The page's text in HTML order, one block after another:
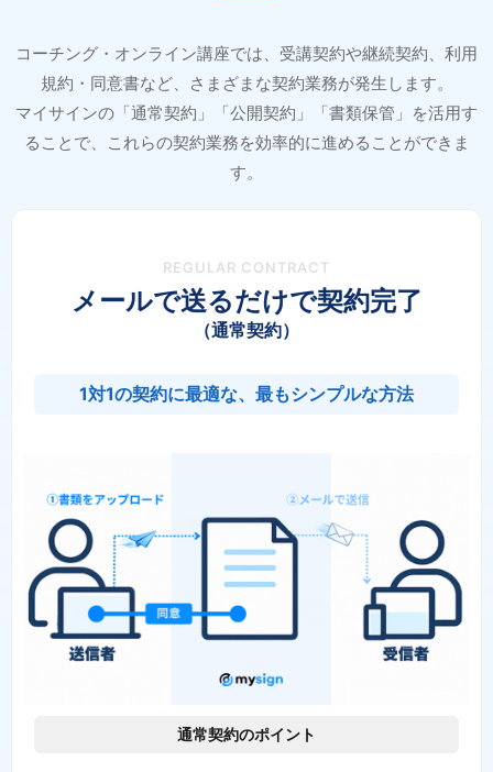
コーチング・オンライン講座では、受講契約や継続契約、利用
規約・同意書など、さまざまな契約業務が発生します。
マイサインの「通常契約」「公開契約」「書類保管」を活用す
ることで、これらの契約業務を効率的に進めることができま
す。
REGULAR CONTRACT
メールで送るだけで契約完了
（通常契約）
1対1の契約に最適な、最もシンプルな方法
通常契約のポイント